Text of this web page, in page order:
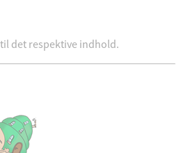
det respektive indhold.